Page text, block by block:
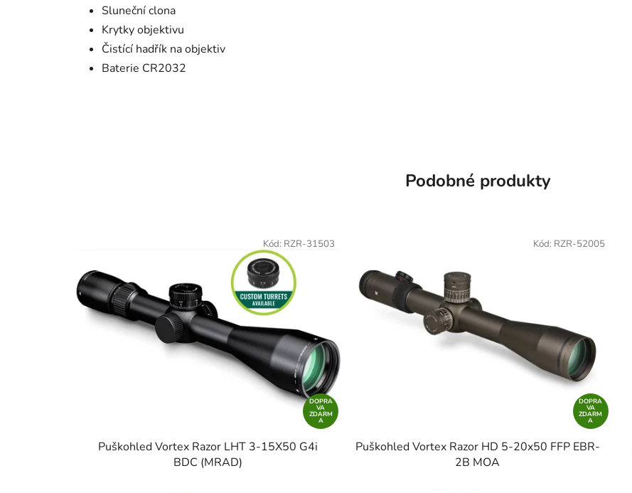
Sluneční clona
Krytky objektivu
Čistící hadřík na objektiv
Baterie CR2032
Podobné produkty
DOPRA
VA
ZDARM
A
Puškohled Vortex Razor LHT 3-15X50 G4i
BDC (MRAD)
Kód: RZR-31503
DOPRA
VA
ZDARM
A
Puškohled Vortex Razor HD 5-20x50 FFP EBR-
2B MOA
Kód: RZR-52005